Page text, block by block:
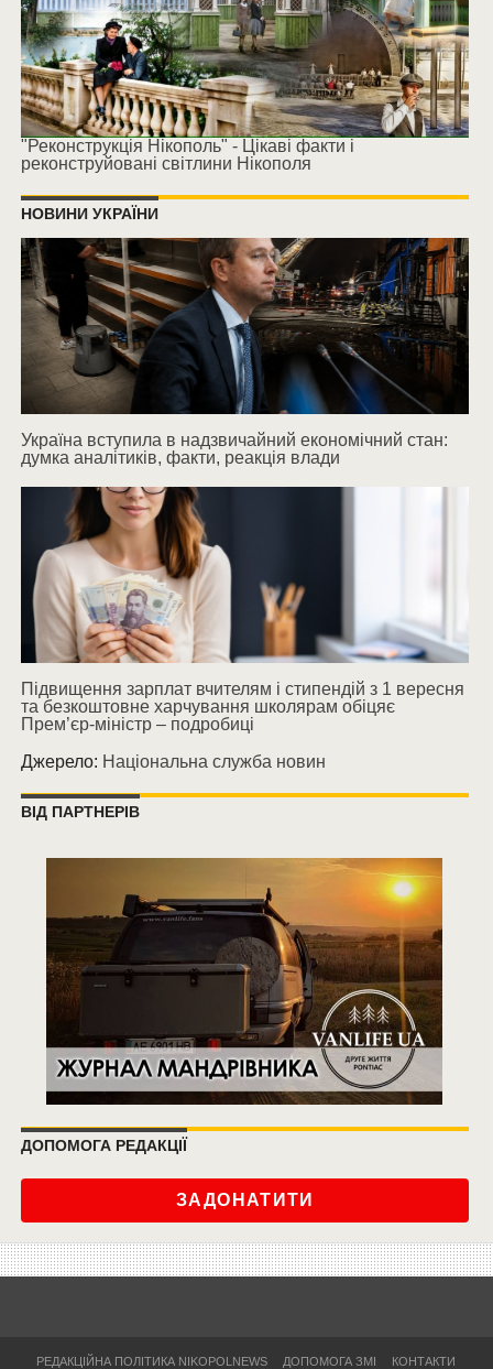
"Реконструкція Нікополь" - Цікаві факти і
реконструйовані світлини Нікополя
НОВИНИ УКРАЇНИ
Україна вступила в надзвичайний економічний стан:
думка аналітиків, факти, реакція влади
Підвищення зарплат вчителям і стипендій з 1 вересня
та безкоштовне харчування школярам обіцяє
Прем’єр-міністр – подробиці
Джерело: Національна служба новин
ВІД ПАРТНЕРІВ
ДОПОМОГА РЕДАКЦІЇ
ЗАДОНАТИТИ
РЕДАКЦІЙНА ПОЛІТИКА NIKOPOLNEWS ДОПОМОГА ЗМІ КОНТАКТИ